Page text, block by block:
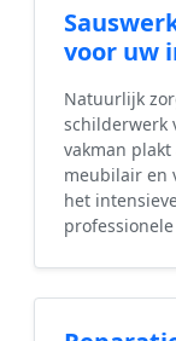
voor uw
Natuurlijk
schilderwerk
vakman
meubilair en
het